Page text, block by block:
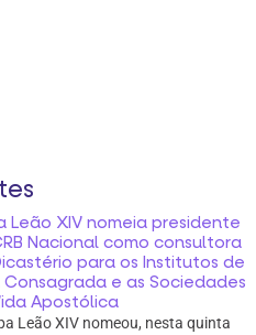
Leão XIV nomeia presidente
Nacional como consultora
para os Institutos de
Consagrada e as Sociedades
Apostólica
Leão XIV nomeou, nesta quinta